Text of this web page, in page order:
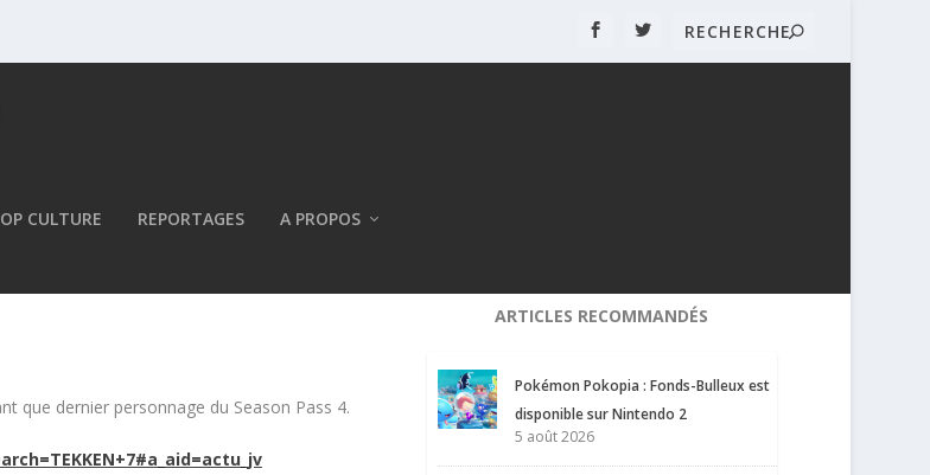
CULTURE REPORTAGES A PROPOS
que dernier personnage du Season Pass 4.
ARTICLES RECOMMANDÉS
Pokémon Pokopia : Fonds-Bulleux est
disponible sur Nintendo 2
5 août 2026